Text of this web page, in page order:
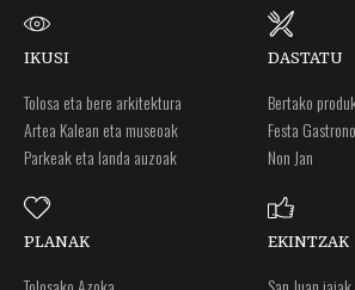
IKUSI
Tolosa eta bere arkitektura
Artea Kalean eta museoak
Parkeak eta landa auzoak
DASTATU
Bertako
Festa
Non Jan
PLANAK EKINTZAK